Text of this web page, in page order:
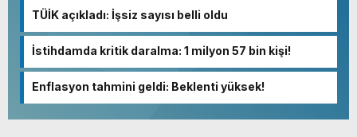
TÜİK açıkladı: İşsiz sayısı belli oldu
İstihdamda kritik daralma: 1 milyon 57 bin kişi!
Enflasyon tahmini geldi: Beklenti yüksek!